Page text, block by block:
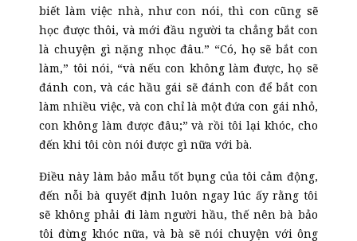
biết làm việc nhà, như con nói, thì con cũng sẽ
học được thôi, và mới đầu người ta chẳng bắt con
là chuyện gì nặng nhọc đâu.” “Có, họ sẽ bắt con
làm,” tôi nói, “và nếu con không làm được, họ sẽ
đánh con, và các hầu gái sẽ đánh con để bắt con
làm nhiều việc, và con chỉ là một đứa con gái nhỏ,
con không làm được đâu;” và rồi tôi lại khóc, cho
đến khi tôi còn nói được gì nữa với bà.
Điều này làm bảo mẫu tốt bụng của tôi cảm động,
đến nỗi bà quyết định luôn ngay lúc ấy rằng tôi
sẽ không phải đi làm người hầu, thế nên bà bảo
tôi đừng khóc nữa, và bà sẽ nói chuyện với ông